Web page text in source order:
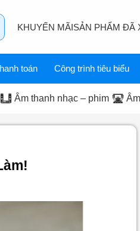
KHUYẾN MÃISẢN PHẨM ĐÃ
toán Công trình tiêu biểu
Âm thanh nhạc – phim